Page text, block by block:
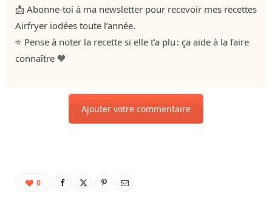
📩 Abonne-toi à ma newsletter pour recevoir mes recettes
Airfryer iodées toute l’année.
⭐ Pense à noter la recette si elle t’a plu : ça aide à la faire
connaître 🧡
Ajouter votre commentaire
0